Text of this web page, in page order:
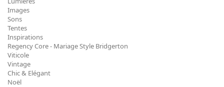
Images
Sons
Tentes
Inspirations
Regency Core - Mariage Style Bridgerton
Viticole
Vintage
Chic & Elégant
Noël